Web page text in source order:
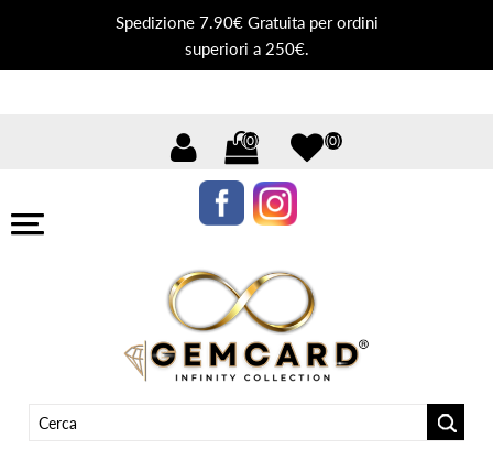
Spedizione 7.90€ Gratuita per ordini
superiori a 250€.
(0) (0)